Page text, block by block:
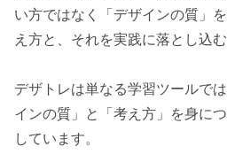
い方ではなく「デザインの質」
え方と、それを実践に落とし込む
デザトレは単なる学習ツールで
インの質」と「考え方」を身に
しています。